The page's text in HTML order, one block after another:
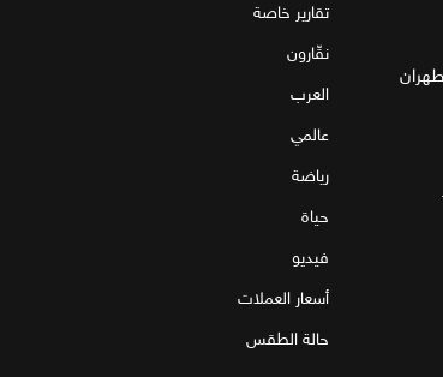
تقارير خاصة
نقّارون
العرب
عالمي
رياضة
حياة
فيديو
أسعار العملات
حالة الطقس